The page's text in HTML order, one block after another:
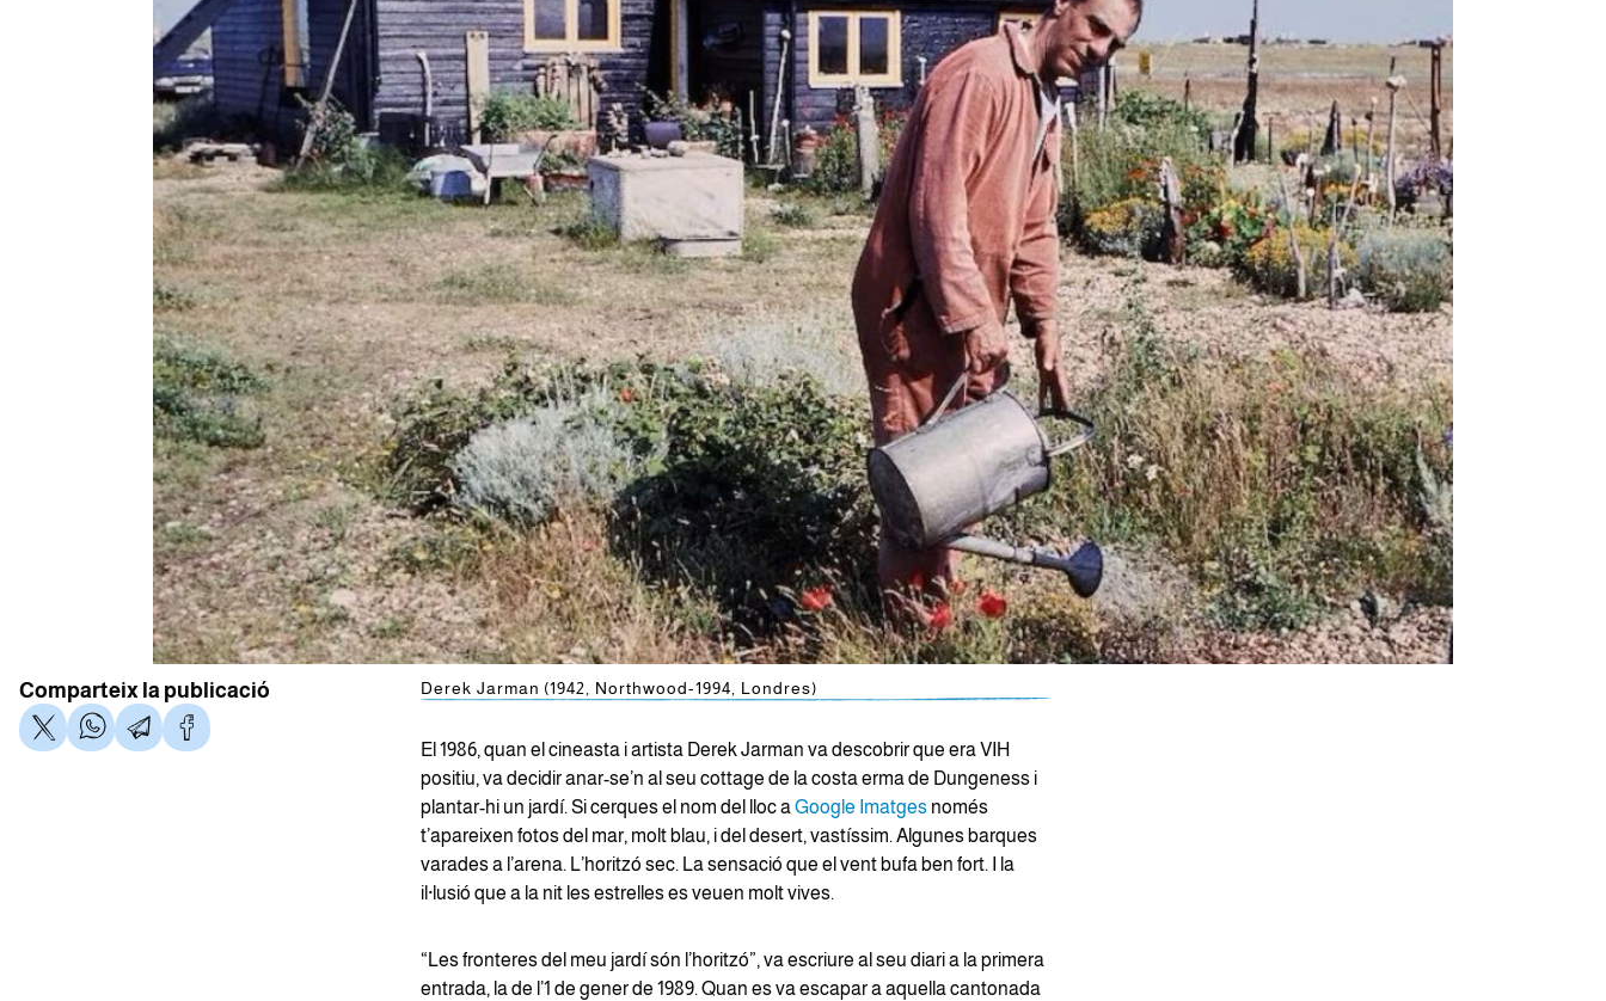
Derek Jarman (1942, Northwood-1994, Londres)
Comparteix la publicació
El 1986, quan el cineasta i artista Derek Jarman va descobrir que era VIH
positiu, va decidir anar-se’n al seu cottage de la costa erma de Dungeness i
plantar-hi un jardí. Si cerques el nom del lloc aGoogle Imatgesnomés
t’apareixen fotos del mar, molt blau, i del desert, vastíssim. Algunes barques
varades a l’arena. L’horitzó sec. La sensació que el vent bufa ben fort. I la
il·lusió que a la nit les estrelles es veuen molt vives.
“Les fronteres del meu jardí són l’horitzó”, va escriure al seu diari a la primera
entrada, la de l’1 de gener de 1989. Quan es va escapar a aquella cantonada